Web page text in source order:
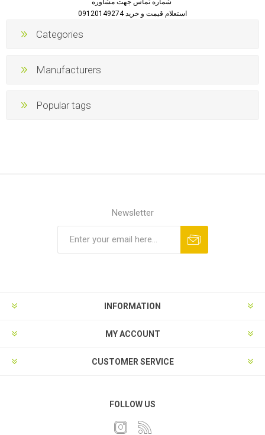
استعلام قیمت و خرید 09120149274
Categories
Manufacturers
Popular tags
Newsletter
INFORMATION
MY ACCOUNT
CUSTOMER SERVICE
FOLLOW US